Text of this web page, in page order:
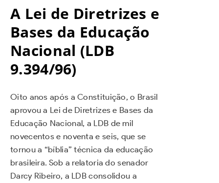
A Lei de Diretrizes e
Bases da Educação
Nacional (LDB
9.394/96)
Oito anos após a Constituição, o Brasil
aprovou a Lei de Diretrizes e Bases da
Educação Nacional, a LDB de mil
novecentos e noventa e seis, que se
tornou a “bíblia” técnica da educação
brasileira. Sob a relatoria do senador
Darcy Ribeiro, a LDB consolidou a